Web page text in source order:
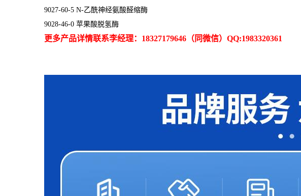
9027-60-5 N-乙酰神经氨酸醛缩酶
9028-46-0 苹果酸脱氢酶
更多产品详情联系李经理：18327179646（同微信）QQ:1983320361